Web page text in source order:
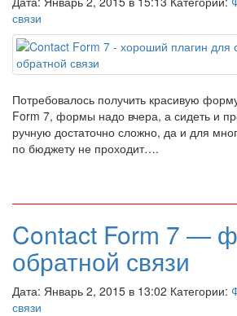
связи
Потребовалось получить красивую
Form 7, формы надо вчера, а сидеть и
ручную достаточно сложно, да и для
по бюджету не проходит….
Contact Form 7 —
обратной связи
Дата: Январь 2, 2015 в 13:02 Категории:
связи